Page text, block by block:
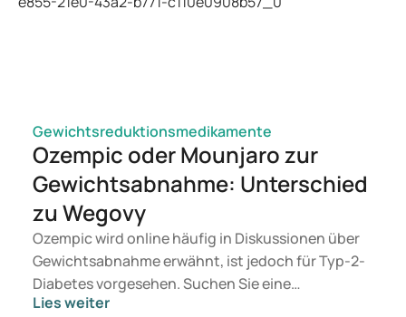
Gewichtsreduktionsmedikamente
Ozempic oder Mounjaro zur
Gewichtsabnahme: Unterschied
zu Wegovy
Ozempic wird online häufig in Diskussionen über
Gewichtsabnahme erwähnt, ist jedoch für Typ-2-
Diabetes vorgesehen. Suchen Sie eine
Behandlung zur Gewichtskontrolle, kommen eher
Lies weiter